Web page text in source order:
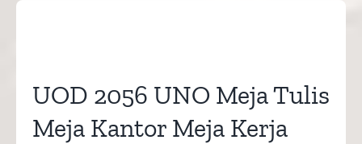
UOD 2056 UNO Meja Tulis
Meja Kantor Meja Kerja